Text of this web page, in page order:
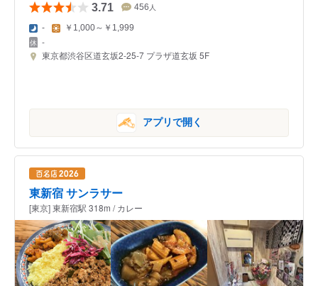
3.71 456 人
- ￥1,000～￥1,999
-
東京都渋谷区道玄坂2-25-7 プラザ道玄坂 5F
アプリで開く
東新宿 サンラサー
[東京] 東新宿駅 318m / カレー